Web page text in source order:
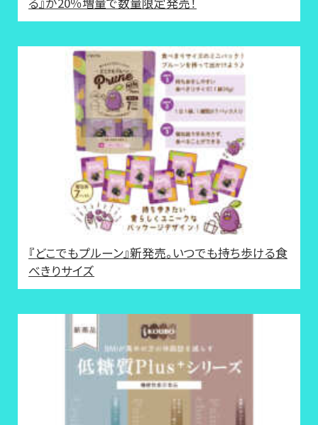
『どこでもプルーン』新発売。いつでも持ち歩ける食
べきりサイズ